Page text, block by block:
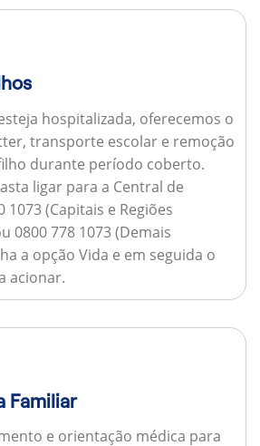
hospitalizada, oferecemos o
transporte escolar e remoção
durante período coberto.
ligar para a Central de
(Capitais e Regiões
0800 778 1073 (Demais
a opção Vida e em seguida o
acionar.
Familiar
e orientação médica para